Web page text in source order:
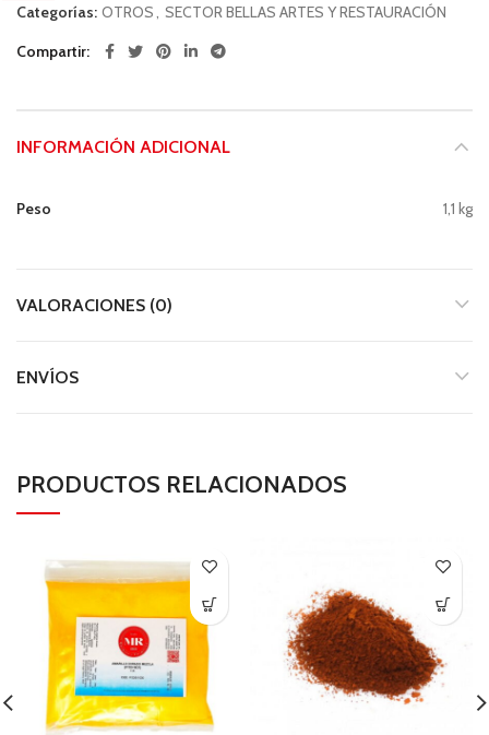
Categorías: OTROS, SECTOR BELLAS ARTES Y RESTAURACIÓN
Compartir
INFORMACIÓN ADICIONAL
Peso 1,1 kg
VALORACIONES (0)
ENVÍOS
PRODUCTOS RELACIONADOS